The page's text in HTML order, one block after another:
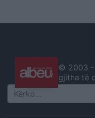
© 2003 -
gjitha të
Search